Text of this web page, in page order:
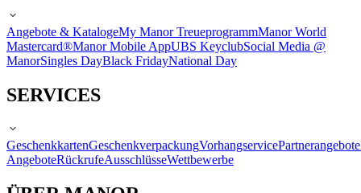
Angebote & KatalogeMy Manor TreueprogrammManor World
Mastercard®Manor Mobile AppUBS KeyclubSocial Media @
ManorSingles DayBlack FridayNational Day
SERVICES
GeschenkkartenGeschenkverpackungVorhangservicePartnerangebote
AngeboteRückrufeAusschlüsseWettbewerbe